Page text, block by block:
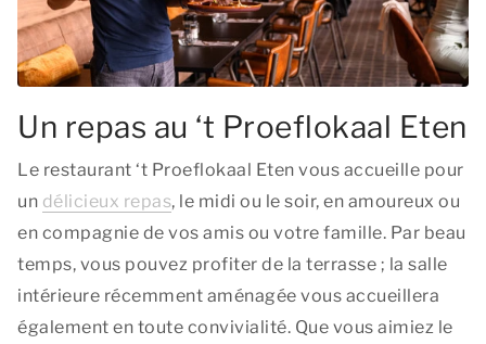
Un repas au ‘t Proeflokaal Eten
Le restaurant ‘t Proeflokaal Eten vous accueille pour
un délicieux repas, le midi ou le soir, en amoureux ou
en compagnie de vos amis ou votre famille. Par beau
temps, vous pouvez profiter de la terrasse ; la salle
intérieure récemment aménagée vous accueillera
également en toute convivialité. Que vous aimiez le